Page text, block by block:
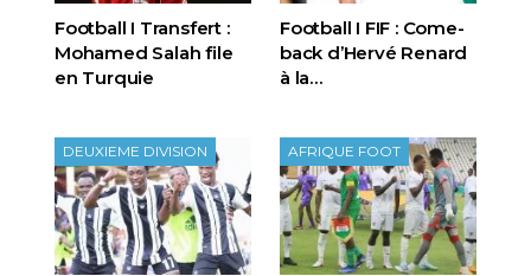
Football I Transfert :
Mohamed Salah file
en Turquie
Football I FIF : Come-
back d’Hervé Renard
à la…
DEUXIEME DIVISION AFRIQUE FOOT